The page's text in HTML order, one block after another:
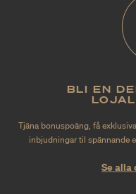
BLI EN
Tjäna bonuspoäng, få
inbjudningar til spännande
Se alla